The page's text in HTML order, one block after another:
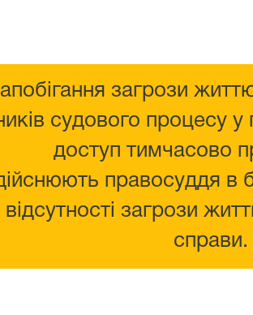
загрози
судового процесу у
доступ тимчасово
правосуддя в
загрози
справи.